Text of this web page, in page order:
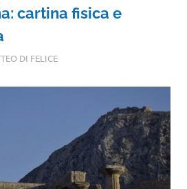
cartina fisica e
DI FELICE